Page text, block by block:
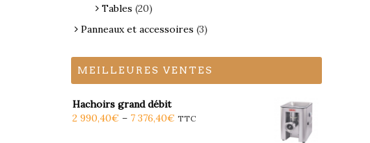
Tables (20)
Panneaux et accessoires (3)
MEILLEURES VENTES
Hachoirs grand débit
2 990,40€ – 7 376,40€ TTC